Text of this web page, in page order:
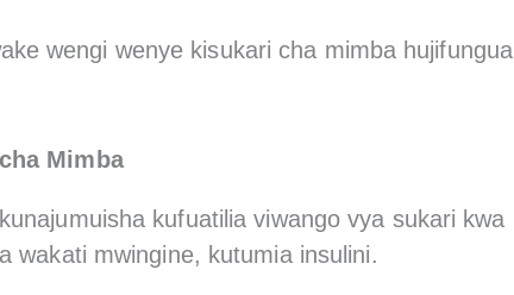
wengi wenye kisukari cha mimba hujifungua
Mimba
kufuatilia viwango vya sukari kwa
wakati mwingine, kutumia insulini.